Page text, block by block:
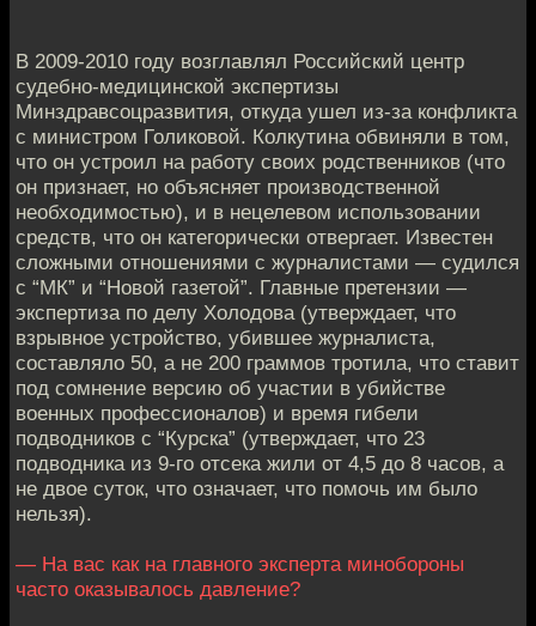
В 2009-2010 году возглавлял Российский центр
судебно-медицинской экспертизы
Минздравсоцразвития, откуда ушел из-за конфликта
с министром Голиковой. Колкутина обвиняли в том,
что он устроил на работу своих родственников (что
он признает, но объясняет производственной
необходимостью), и в нецелевом использовании
средств, что он категорически отвергает. Известен
сложными отношениями с журналистами — судился
с “МК” и “Новой газетой”. Главные претензии —
экспертиза по делу Холодова (утверждает, что
взрывное устройство, убившее журналиста,
составляло 50, а не 200 граммов тротила, что ставит
под сомнение версию об участии в убийстве
военных профессионалов) и время гибели
подводников с “Курска” (утверждает, что 23
подводника из 9-го отсека жили от 4,5 до 8 часов, а
не двое суток, что означает, что помочь им было
нельзя).
— На вас как на главного эксперта минобороны
часто оказывалось давление?